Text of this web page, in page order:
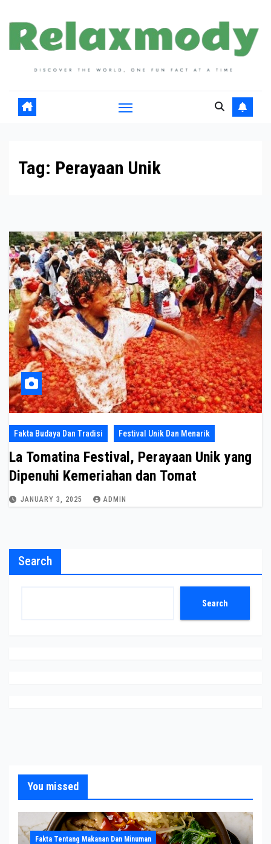
content
Tag: Perayaan Unik
Fakta Budaya Dan Tradisi Festival Unik Dan Menarik
La Tomatina Festival, Perayaan Unik yang
Dipenuhi Kemeriahan dan Tomat
JANUARY 3, 2025 ADMIN
Search
Search
You missed
Fakta Tentang Makanan Dan Minuman